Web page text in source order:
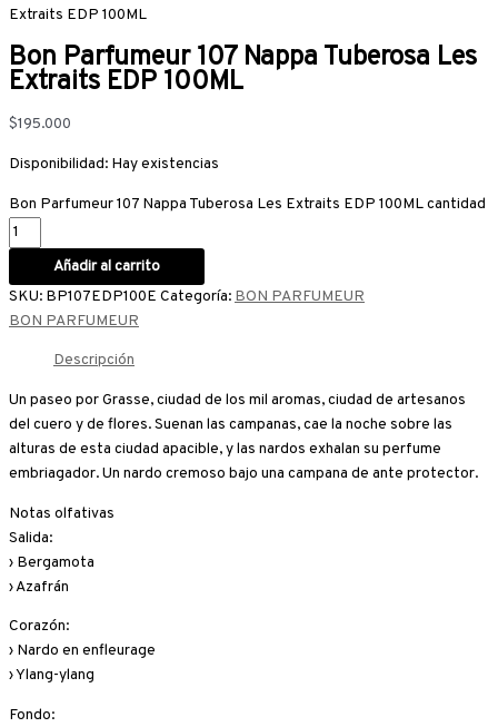
Extraits EDP 100ML
Bon Parfumeur 107 Nappa Tuberosa Les
Extraits EDP 100ML
$195.000
Disponibilidad: Hay existencias
Bon Parfumeur 107 Nappa Tuberosa Les Extraits EDP 100ML cantidad
Añadir al carrito
SKU: BP107EDP100E Categoría: BON PARFUMEUR
BON PARFUMEUR
Descripción
Un paseo por Grasse, ciudad de los mil aromas, ciudad de artesanos
del cuero y de flores. Suenan las campanas, cae la noche sobre las
alturas de esta ciudad apacible, y las nardos exhalan su perfume
embriagador. Un nardo cremoso bajo una campana de ante protector.
Notas olfativas
Salida:
› Bergamota
› Azafrán
Corazón:
› Nardo en enfleurage
› Ylang-ylang
Fondo: